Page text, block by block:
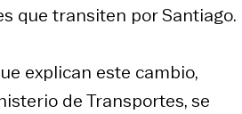
que transiten por Santiago.
explican este cambio,
de Transportes, se